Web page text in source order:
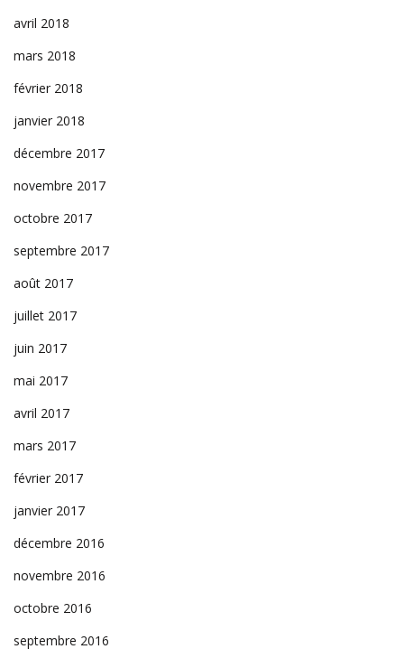
avril 2018
mars 2018
février 2018
janvier 2018
décembre 2017
novembre 2017
octobre 2017
septembre 2017
août 2017
juillet 2017
juin 2017
mai 2017
avril 2017
mars 2017
février 2017
janvier 2017
décembre 2016
novembre 2016
octobre 2016
septembre 2016